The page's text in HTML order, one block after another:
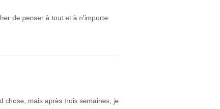
de penser à tout et à n’importe
chose, mais après trois semaines, je